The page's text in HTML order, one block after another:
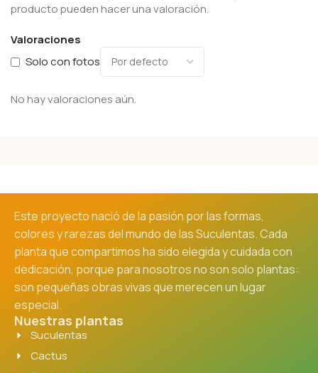
Valoraciones
Solo con fotos
No hay valoraciones aún.
producto pueden hacer una valoración.
Este proyecto nació de la pasión por las formas,
colores y rarezas del mundo de las Suculentas. Cada
planta que compartimos ha sido elegida y cuidada con
dedicación, porque para nosotros no son solo plantas:
son pequeñas obras vivas que merecen un lugar
especial.
Nuestras plantas
Suculentas
Cactus